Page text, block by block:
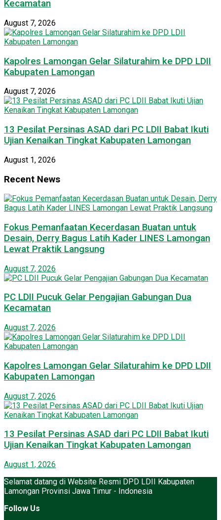
Kecamatan
August 7, 2026
Kapolres Lamongan Gelar Silaturahim ke DPD LDII
Kabupaten Lamongan
August 7, 2026
13 Pesilat Persinas ASAD dari PC LDII Babat Ikuti
Ujian Kenaikan Tingkat Kabupaten Lamongan
August 1, 2026
Recent News
Fokus Pemanfaatan Kecerdasan Buatan untuk
Desain, Derry Bagus Latih Kader LINES Lamongan
Lewat Praktik Langsung
August 7, 2026
PC LDII Pucuk Gelar Pengajian Gabungan Dua
Kecamatan
August 7, 2026
Kapolres Lamongan Gelar Silaturahim ke DPD LDII
Kabupaten Lamongan
August 7, 2026
13 Pesilat Persinas ASAD dari PC LDII Babat Ikuti
Ujian Kenaikan Tingkat Kabupaten Lamongan
August 1, 2026
Selamat datang di Website Resmi DPD LDII Kabupaten
Lamongan Provinsi Jawa Timur - Indonesia
Follow Us